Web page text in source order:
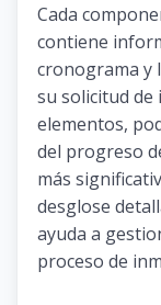
Cada
contiene
cronograma y
su solicitud de
elementos,
del progreso
más
desglose
ayuda a
proceso de